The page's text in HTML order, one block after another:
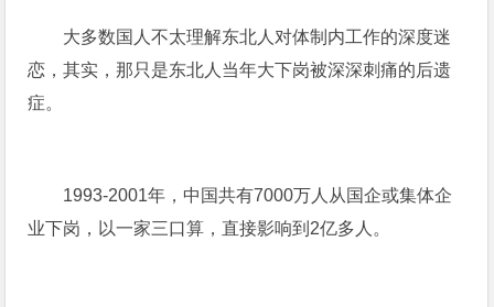
大多数国人不太理解东北人对体制内工作的深度迷
恋，其实，那只是东北人当年大下岗被深深刺痛的后遗
症。
1993-2001年，中国共有7000万人从国企或集体企
业下岗，以一家三口算，直接影响到2亿多人。